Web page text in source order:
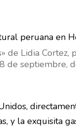
de Lidia
de
y la exquisita